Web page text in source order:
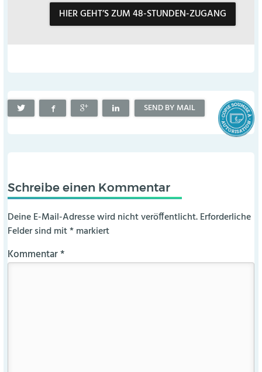
HIER GEHT’S ZUM 48-STUNDEN-ZUGANG
SEND BY MAIL
Schreibe einen Kommentar
Deine E-Mail-Adresse wird nicht veröffentlicht. Erforderliche
Felder sind mit*markiert
Kommentar*